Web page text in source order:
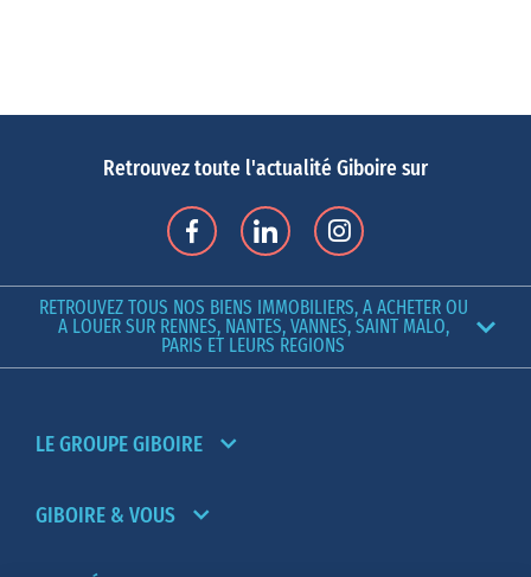
Retrouvez toute l'actualité Giboire sur
RETROUVEZ TOUS NOS BIENS IMMOBILIERS, A ACHETER OU
A LOUER SUR RENNES, NANTES, VANNES, SAINT MALO,
PARIS ET LEURS REGIONS
LE GROUPE GIBOIRE
GIBOIRE & VOUS